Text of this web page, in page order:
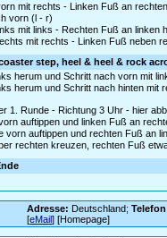
mit rechts - Linken Fuß an
vorn (l - r)
mit links - Rechten Fuß an linken
mit rechts - Linken Fuß neben
step, heel & heel & rock
herum und Schritt nach vorn mit
herum und Schritt nach hinten mit
1. Runde - Richtung 3 Uhr - hier
auftippen und linken Fuß an
vorn auftippen und rechten Fuß an
rechten kreuzen, rechten Fuß
Adresse: Deutschland;
[eMail] [Homepage]